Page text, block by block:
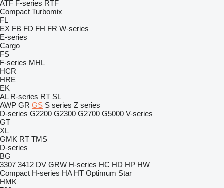
ATF F-series RTF
Compact Turbomix
FL
EX FB FD FH FR W-series
E-series
Cargo
FS
F-series MHL
HCR
HRE
EK
AL R-series RT SL
AWP GR GS S series Z series
D-series G2200 G2300 G2700 G5000 V-series
GT
XL
GMK RT TMS
D-series
BG
3307 3412 DV GRW H-series HC HD HP HW
Compact H-series HA HT Optimum Star
HMK